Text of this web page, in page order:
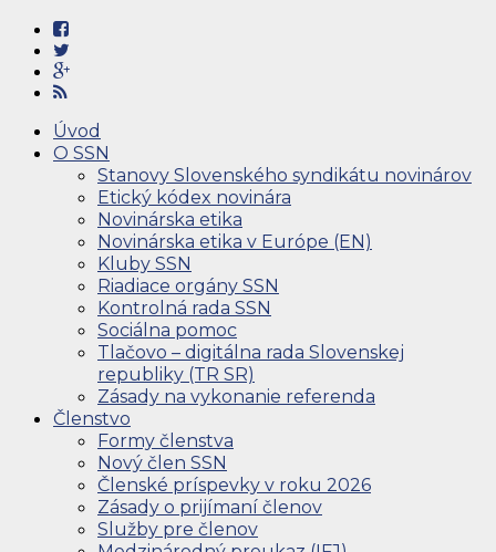
Úvod
O SSN
Stanovy Slovenského syndikátu novinárov
Etický kódex novinára
Novinárska etika
Novinárska etika v Európe (EN)
Kluby SSN
Riadiace orgány SSN
Kontrolná rada SSN
Sociálna pomoc
Tlačovo – digitálna rada Slovenskej
republiky (TR SR)
Zásady na vykonanie referenda
Členstvo
Formy členstva
Nový člen SSN
Členské príspevky v roku 2026
Zásady o prijímaní členov
Služby pre členov